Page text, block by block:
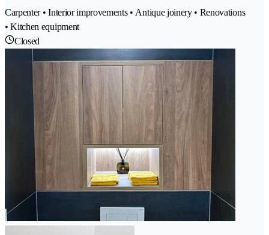
Carpenter • Interior improvements • Antique joinery • Renovations
• Kitchen equipment
Closed